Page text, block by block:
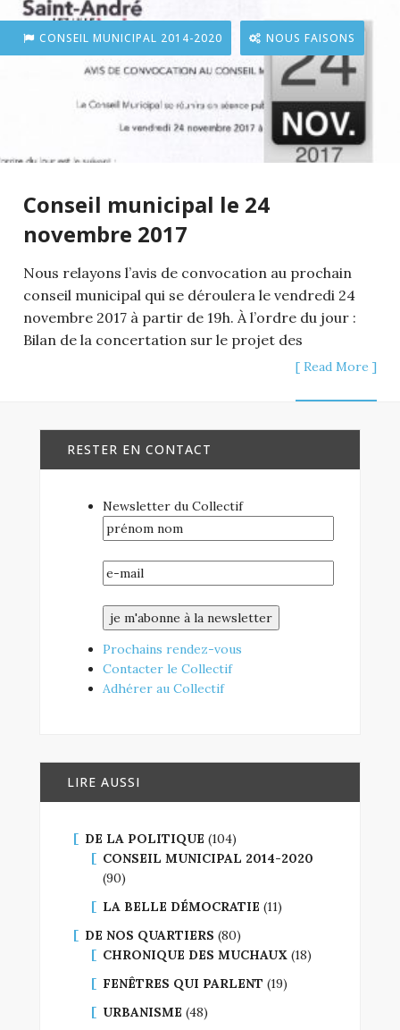
CONSEIL MUNICIPAL 2014-2020 NOUS FAISONS
Conseil municipal le 24
novembre 2017
Nous relayons l’avis de convocation au prochain
conseil municipal qui se déroulera le vendredi 24
novembre 2017 à partir de 19h. À l’ordre du jour :
Bilan de la concertation sur le projet des
[ Read More ]
RESTER EN CONTACT
Newsletter du Collectif
Prochains rendez-vous
Contacter le Collectif
Adhérer au Collectif
LIRE AUSSI
DE LA POLITIQUE (104)
CONSEIL MUNICIPAL 2014-2020
(90)
LA BELLE DÉMOCRATIE (11)
DE NOS QUARTIERS (80)
CHRONIQUE DES MUCHAUX (18)
FENÊTRES QUI PARLENT (19)
URBANISME (48)